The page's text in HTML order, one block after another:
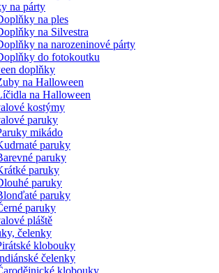
na párty
na ples
na Silvestra
na narozeninové párty
do fotokoutku
doplňky
na Halloween
na Halloween
kostýmy
paruky
mikádo
paruky
paruky
paruky
paruky
paruky
paruky
pláště
čelenky
klobouky
čelenky
klobouky